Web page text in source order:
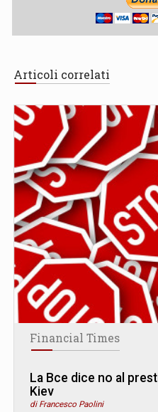
Articoli correlati
Financial Times
La Bce dice no al
Kiev
di Francesco Paolini